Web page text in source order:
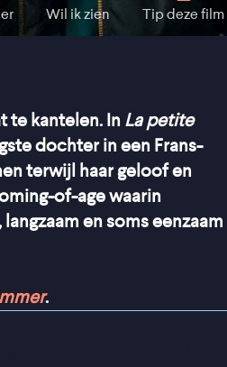
Wil ik zien Tip deze film
te kantelen. In La petite
dochter in een Frans-
terwijl haar geloof en
of-age waarin
en soms eenzaam
.